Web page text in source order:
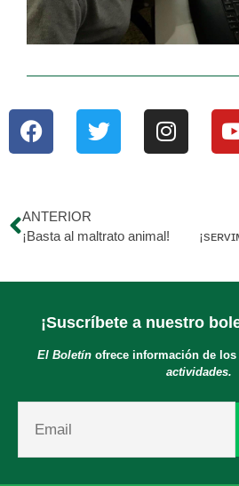
ANTERIOR
¡Basta al maltrato animal!
¡Suscríbete a nuestro
El Boletínofrece información de los
actividades.